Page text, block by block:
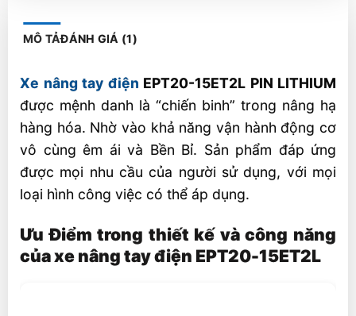
MÔ TẢĐÁNH GIÁ (1)
Xe nâng tay điện EPT20-15ET2L PIN LITHIUM
được mệnh danh là “chiến binh” trong nâng hạ
hàng hóa. Nhờ vào khả năng vận hành động cơ
vô cùng êm ái và Bền Bỉ. Sản phẩm đáp ứng
được mọi nhu cầu của người sử dụng, với mọi
loại hình công việc có thể áp dụng.
ƯuĐiểm trong thiết kế và công năng
của xe nâng tay điện EPT20-15ET2L